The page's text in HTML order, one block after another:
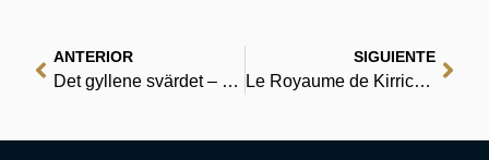
ANTERIOR
Det gyllene svärdet – Digitala läsäventyr
SIGUIENTE
Le Royaume de Kirrick | (EPUB, PDF, E-Book)